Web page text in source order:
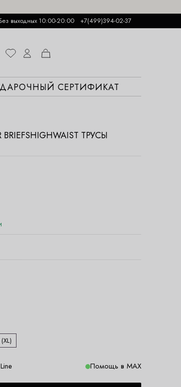
Без выходных 10:00-20:00 +7(499)394-02-37
СЕРТИФИКАТ
BRIEFSHIGHWAIST ТРУСЫ
Помощь в MAX